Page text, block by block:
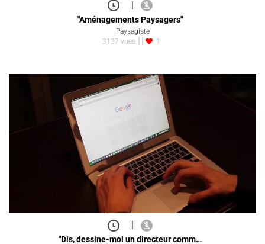
|
"Aménagements Paysagers"
Paysagiste
3137 vues
1
|
"Dis, dessine-moi un directeur comm…